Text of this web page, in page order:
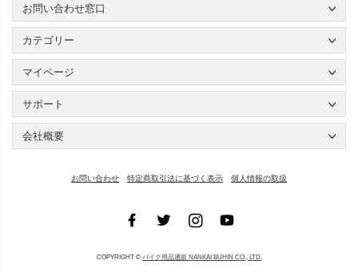
お問い合わせ窓口
カテゴリー
マイページ
サポート
会社概要
お問い合わせ 特定商取引法に基づく表示 個人情報の取扱
COPYRIGHT © バイク用品通販 NANKAI BUHIN CO., LTD.